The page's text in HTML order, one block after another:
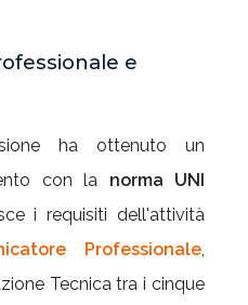
e
ha ottenuto un
con la norma UNI
i requisiti dell'attività
Professionale,
Tecnica tra i cinque